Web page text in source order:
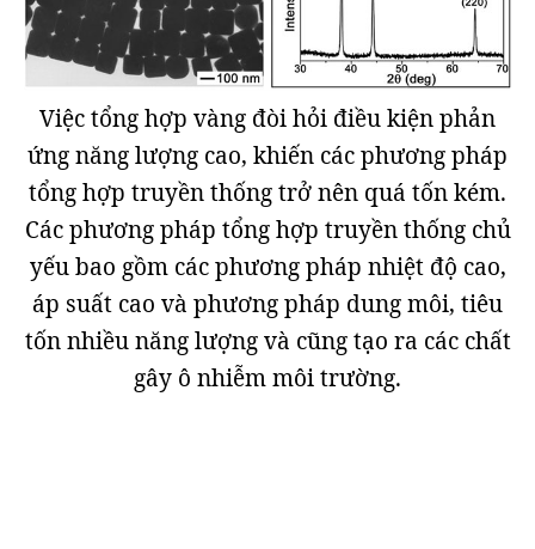
Việc tổng hợp vàng đòi hỏi điều kiện phản
ứng năng lượng cao, khiến các phương pháp
tổng hợp truyền thống trở nên quá tốn kém.
Các phương pháp tổng hợp truyền thống chủ
yếu bao gồm các phương pháp nhiệt độ cao,
áp suất cao và phương pháp dung môi, tiêu
tốn nhiều năng lượng và cũng tạo ra các chất
gây ô nhiễm môi trường.